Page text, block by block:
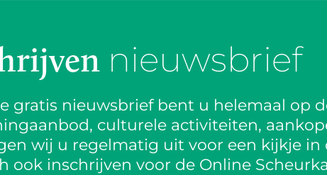
nieuwsbrief
gratis nieuwsbrief bent u helemaal op
culturele activiteiten,
wij u regelmatig uit voor een kijkje in
ook inschrijven voor de Online